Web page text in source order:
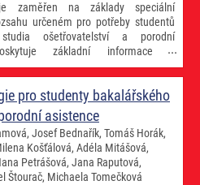
zaměřen na základy speciální
určeném pro potřeby studentů
studia ošetřovatelství a porodní
základní informace o
neurologických onemocnění
je kladen na klinické projevy
zajistit jejich správné rozpoznání
klinické situaci (v relevantních
problémů a vhodného
věnována také diagnostickým a
diagnostických jednotek.
pro studenty bakalářského
asistence
Josef Bednařík, Tomáš Horák,
Košťálová, Adéla Mitášová,
Petrášová, Jana Raputová,
Štourač, Michaela Tomečková